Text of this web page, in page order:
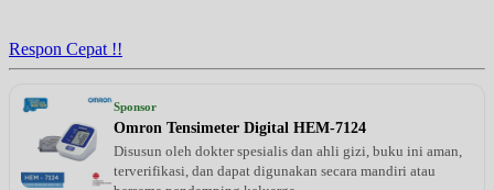
Respon Cepat !!
Sponsor
Omron Tensimeter Digital HEM-7124
Disusun oleh dokter spesialis dan ahli gizi, buku ini aman,
terverifikasi, dan dapat digunakan secara mandiri atau